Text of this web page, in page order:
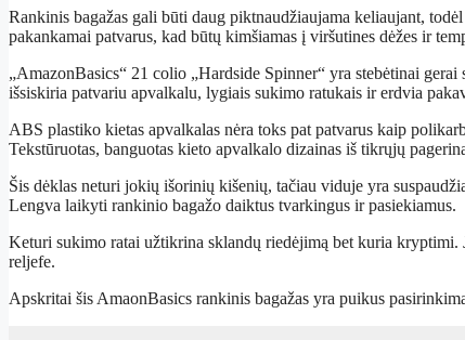
Rankinis bagažas gali būti daug piktnaudžiaujama keliaujant,
pakankamai patvarus, kad būtų kimšiamas į viršutines dėžes ir
„AmazonBasics“ 21 colio „Hardside Spinner“ yra stebėtinai
išsiskiria patvariu apvalkalu, lygiais sukimo ratukais ir erdvia
ABS plastiko kietas apvalkalas nėra toks pat patvarus kaip
Tekstūruotas, banguotas kieto apvalkalo dizainas iš tikrųjų
Šis dėklas neturi jokių išorinių kišenių, tačiau viduje yra
Lengva laikyti rankinio bagažo daiktus tvarkingus ir pasiekiamus.
Keturi sukimo ratai užtikrina sklandų riedėjimą bet kuria
reljefe.
Apskritai šis AmaonBasics rankinis bagažas yra puikus